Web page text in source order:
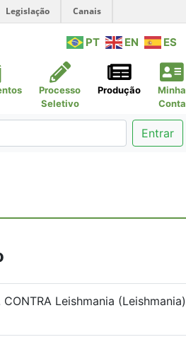
Legislação Canais
PT EN ES
Processo
Seletivo
Produção
Minha
Conta
Entrar
Leishmania (Leishmania)